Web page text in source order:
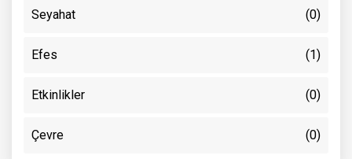
Seyahat (0)
Efes (1)
Etkinlikler (0)
Çevre (0)